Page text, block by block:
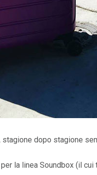
dopo stagione
la linea Soundbox (il